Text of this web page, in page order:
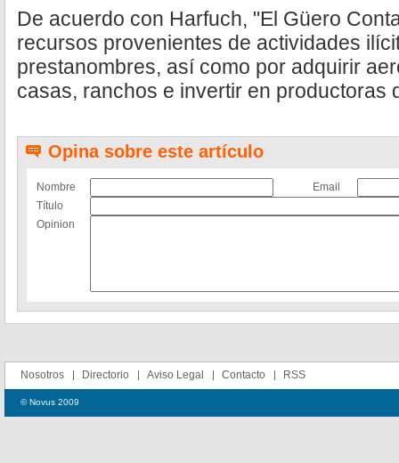
De acuerdo con Harfuch, "El Güero
recursos provenientes de actividades
prestanombres, así como por adquirir
casas, ranchos e invertir en productoras
Opina sobre este artículo
Nombre
Email
Título
Opinion
Nosotros Directorio Aviso Legal Contacto RSS
© Novus 2009